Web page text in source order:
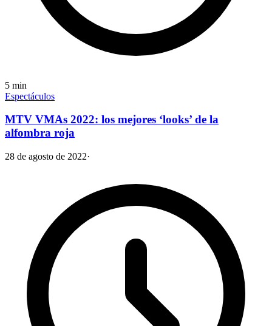
5 min
Espectáculos
MTV VMAs 2022: los mejores ‘looks’ de la
alfombra roja
28 de agosto de 2022·